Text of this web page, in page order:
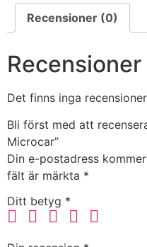
Recensioner (0)
Recensioner
Det finns inga
Bli först med att
Microcar”
Din e-postadress
fält är märkta *
Ditt betyg *